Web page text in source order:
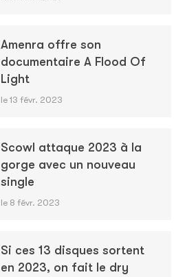
Amenra offre son
documentaire A Flood Of
Light
le 13 févr. 2023
Scowl attaque 2023 à la
gorge avec un nouveau
single
le 8 févr. 2023
Si ces 13 disques sortent
en 2023, on fait le dry